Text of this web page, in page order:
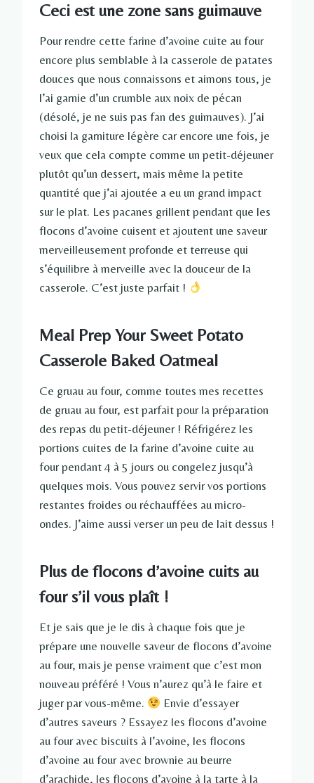
Ceci est une zone sans guimauve
Pour rendre cette farine d’avoine cuite au four
encore plus semblable à la casserole de patates
douces que nous connaissons et aimons tous, je
l’ai garnie d’un crumble aux noix de pécan
(désolé, je ne suis pas fan des guimauves). J’ai
choisi la garniture légère car encore une fois, je
veux que cela compte comme un petit-déjeuner
plutôt qu’un dessert, mais même la petite
quantité que j’ai ajoutée a eu un grand impact
sur le plat. Les pacanes grillent pendant que les
flocons d’avoine cuisent et ajoutent une saveur
merveilleusement profonde et terreuse qui
s’équilibre à merveille avec la douceur de la
casserole. C’est juste parfait !
Meal Prep Your Sweet Potato
Casserole Baked Oatmeal
Ce gruau au four, comme toutes mes recettes
de gruau au four, est parfait pour la préparation
des repas du petit-déjeuner ! Réfrigérez les
portions cuites de la farine d’avoine cuite au
four pendant 4 à 5 jours ou congelez jusqu’à
quelques mois. Vous pouvez servir vos portions
restantes froides ou réchauffées au micro-
ondes. J’aime aussi verser un peu de lait dessus !
Plus de flocons d’avoine cuits au
four s’il vous plaît !
Et je sais que je le dis à chaque fois que je
prépare une nouvelle saveur de flocons d’avoine
au four, mais je pense vraiment que c’est mon
nouveau préféré ! Vous n’aurez qu’à le faire et
juger par vous-même.
Envie d’essayer
d’autres saveurs ? Essayez les flocons d’avoine
au four avec biscuits à l’avoine, les flocons
d’avoine au four avec brownie au beurre
d’arachide, les flocons d’avoine à la tarte à la